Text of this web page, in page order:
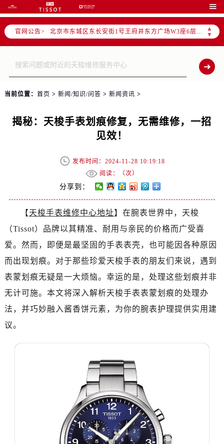

官网公告>
▲
▼
北京市朝阳区建国门外大街甲6号华熙国际中心D座11层1102室售后服务中心（需提前预约）
北京市东城区东长安街1号王府井东方广场W3座6层602室售后服务中心（需提前预约）
节假日正常营业！
当前位置： 首页 > 新闻/知识/问答 > 新闻资讯 >
揭秘：天梭手表划痕修复，无需维修，一招
见效！
发布时间：2024-11-28 10:19:18
阅读：（次）
分享到：
【天梭手表维修中心地址】在腕表世界中，天梭
（Tissot）品牌以其精准、耐用与亲民的价格而广受喜
爱。然而，即便是最坚固的手表表壳，也可能因各种原因
而出现划痕。对于那些珍爱天梭手表的朋友们来说，遇到
表蒙划痕无疑是一大烦恼。幸运的是，处理这些划痕并非
无计可施。本文将深入解析天梭手表表蒙划痕的处理办
法，并巧妙融入酱香饼元素，为你的腕表护理提供实用建
议。